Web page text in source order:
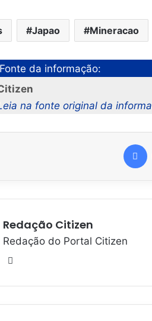
Japao Mineracao
Fonte da informação:
na fonte original da
Redação Citizen
Redação do Portal Citizen
b
s